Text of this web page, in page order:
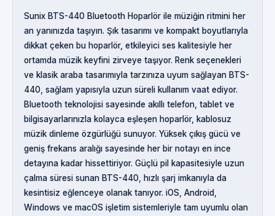
Sunix BTS-440 Bluetooth Hoparlör ile müziğin ritmini her
an yanınızda taşıyın. Şık tasarımı ve kompakt boyutlarıyla
dikkat çeken bu hoparlör, etkileyici ses kalitesiyle her
ortamda müzik keyfini zirveye taşıyor. Renk seçenekleri
ve klasik araba tasarımıyla tarzınıza uyum sağlayan BTS-
440, sağlam yapısıyla uzun süreli kullanım vaat ediyor.
Bluetooth teknolojisi sayesinde akıllı telefon, tablet ve
bilgisayarlarınızla kolayca eşleşen hoparlör, kablosuz
müzik dinleme özgürlüğü sunuyor. Yüksek çıkış gücü ve
geniş frekans aralığı sayesinde her bir notayı en ince
detayına kadar hissettiriyor. Güçlü pil kapasitesiyle uzun
çalma süresi sunan BTS-440, hızlı şarj imkanıyla da
kesintisiz eğlenceye olanak tanıyor. iOS, Android,
Windows ve macOS işletim sistemleriyle tam uyumlu olan